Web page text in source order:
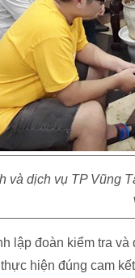
và dịch vụ TP Vũng
lập đoàn kiểm tra
hiện đúng cam